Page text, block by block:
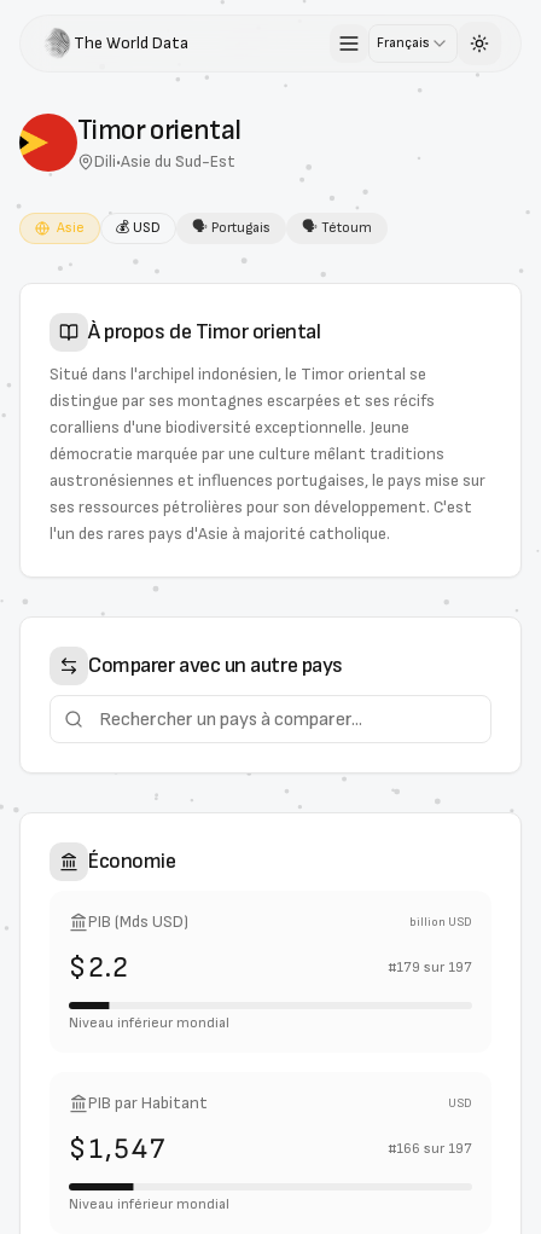
The World Data Français Toggle
Timor oriental
Dili•Asie du Sud-Est
Asie 💰 USD 🗣 Portugais 🗣 Tétoum
À propos de Timor oriental
Situé dans l'archipel indonésien, le Timor oriental se
distingue par ses montagnes escarpées et ses récifs
coralliens d'une biodiversité exceptionnelle. Jeune
démocratie marquée par une culture mêlant traditions
austronésiennes et influences portugaises, le pays mise sur
ses ressources pétrolières pour son développement. C'est
l'un des rares pays d'Asie à majorité catholique.
Comparer avec un autre pays
Économie
PIB (Mds USD) billion USD
$2.2 #179 sur 197
Niveau inférieur mondial
PIB par Habitant USD
$1,547 #166 sur 197
Niveau inférieur mondial